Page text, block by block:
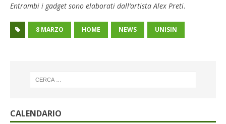
Entrambi i gadget sono elaborati dall’artista Alex Preti.
8 MARZO HOME NEWS UNISIN
CALENDARIO